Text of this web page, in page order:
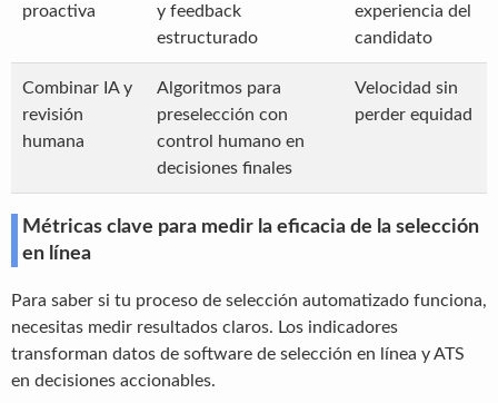
proactiva
y feedback
estructurado
experiencia del
candidato
Combinar IA y
revisión
humana
Algoritmos para
preselección con
control humano en
decisiones finales
Velocidad sin
perder equidad
Métricas clave para medir la eficacia de la selección
en línea
Para saber si tu proceso de selección automatizado funciona,
necesitas medir resultados claros. Los indicadores
transforman datos de software de selección en línea y ATS
en decisiones accionables.